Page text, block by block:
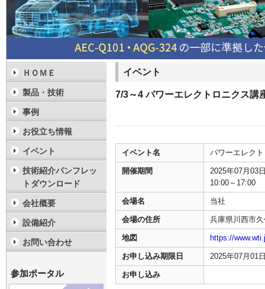
イベント
7/3～4 パワーエレクトロニクス講
イベント名 パワーエレク
開催期間
2025年07月03
10:00～17:00
会場名 当社
会場の住所 兵庫県川西市
地図 https://
お申し込み期限日 2025年07月01
お申し込み
ＨＯＭＥ
製品・技術
事例
お役立ち情報
イベント
技術紹介パンフレッ
トダウンロード
会社概要
設備紹介
お問い合わせ
参加ポータル